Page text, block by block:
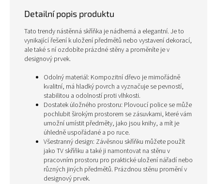
Detailní popis produktu
Tato trendy nástěnná skříňka je nádherná a elegantní. Je to
vynikající řešení k uložení předmětů nebo vystavení dekorací,
ale také s ní ozdobíte prázdné stěny a proměníte je v
designový prvek.
Odolný materiál: Kompozitní dřevo je mimořádně
kvalitní, má hladký povrch a vyznačuje se pevností,
stabilitou a odolností proti vlhkosti.
Dostatek úložného prostoru: Plovoucí police se může
pochlubit širokým prostorem se zásuvkami, které vám
umožní umístit předměty, jako jsou knihy, a mít je
úhledně uspořádané a po ruce.
Všestranný design: Závěsnou skříňku můžete použít
jako TV skříňku a také ji namontovat na stěnu v
pracovním prostoru pro praktické uložení nářadí nebo
různých jiných předmětů. Prázdnou stěnu promění v
designový prvek.